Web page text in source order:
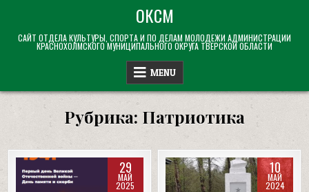
content
ОКСМ
САЙТ ОТДЕЛА КУЛЬТУРЫ, СПОРТА И ПО ДЕЛАМ МОЛОДЕЖИ АДМИНИСТРАЦИИ
КРАСНОХОЛМСКОГО МУНИЦИПАЛЬНОГО ОКРУГА ТВЕРСКОЙ ОБЛАСТИ
MENU
Рубрика: Патриотика
29
МАЙ
2025
10
МАЙ
2024